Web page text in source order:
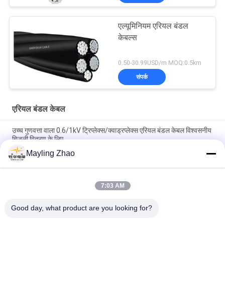
एल्यूमिनियम एरियल बंडल
केबल्स
0.50-30.99USD/m MOQ:0.5km
संपर्क
एरियल बंडल केबल
उच्च गुणवत्ता वाला 0.6/1kV ट्रिप्लेक्स/क्वाड्रप्लेक्स एरियल बंडल केबल विश्वसनीय
बिजली वितरण के लिए
शंघाई शेंघुआ केबल 3 कोर एरियल बंडल ट्रिप्लेक्स सर्विस ड्रॉप केबल ओवरहेड पावर
ट्रांसमिशन लाइनों के लिए
शेंगहुआ पावर केबल हवाई बंडल Xlpe इन्सुलेशन केबल, 1 दूत कंडक्टर के साथ हवाई
Mayling Zhao
7:03 AM
Good day, what product are you looking for?